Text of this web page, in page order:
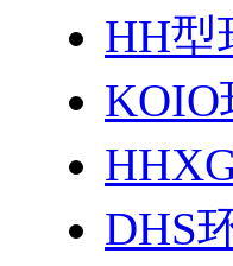
HH型
KOIO
DHS